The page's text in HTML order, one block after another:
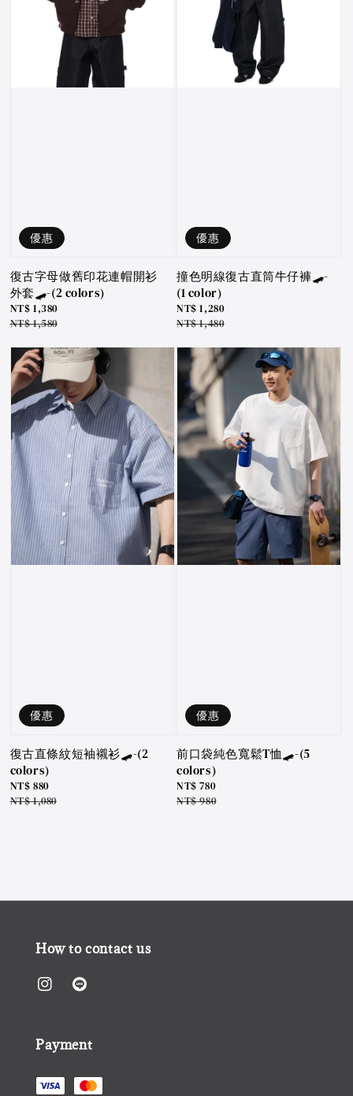
優惠
復古字母做舊印花連帽開衫
外套🛹-(2 colors)
Sale
price
NT$ 1,380
Regular
NT$ 1,580
優惠
撞色明線復古直筒牛仔褲🛹-
(1 color)
Sale
price
NT$ 1,280
Regular
NT$ 1,480
優惠
復古直條紋短袖襯衫🛹-(2
colors)
Sale
price
NT$ 880
Regular
NT$ 1,080
優惠
前口袋純色寬鬆T恤🛹-(5
colors)
Sale
price
NT$ 780
Regular
NT$ 980
How to contact us
Payment